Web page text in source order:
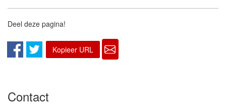
Deel deze pagina!
Kopieer URL
Contact